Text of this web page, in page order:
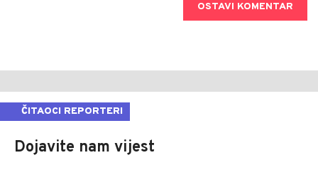
OSTAVI KOMENTAR
ČITAOCI REPORTERI
Dojavite nam vijest